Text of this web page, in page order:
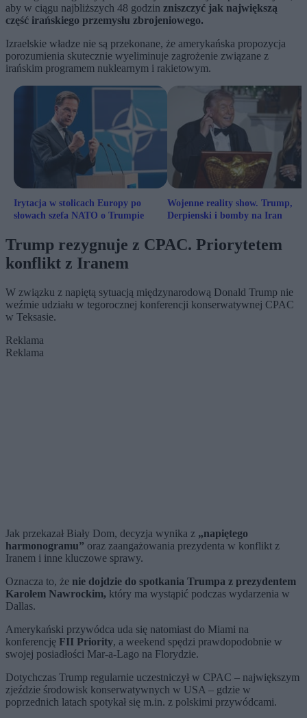
aby w ciągu najbliższych 48 godzin zniszczyć jak największą
część irańskiego przemysłu zbrojeniowego.
Izraelskie władze nie są przekonane, że amerykańska propozycja
porozumienia skutecznie wyeliminuje zagrożenie związane z
irańskim programem nuklearnym i rakietowym.
Irytacja w stolicach Europy po
słowach szefa NATO o Trumpie
Wojenne reality show. Trump,
Derpienski i bomby na Iran
Trump rezygnuje z CPAC. Priorytetem
konflikt z Iranem
W związku z napiętą sytuacją międzynarodową Donald Trump nie
weźmie udziału w tegorocznej konferencji konserwatywnej CPAC
w Teksasie.
Reklama
Reklama
Jak przekazał Biały Dom, decyzja wynika z „napiętego
harmonogramu” oraz zaangażowania prezydenta w konflikt z
Iranem i inne kluczowe sprawy.
Oznacza to, że nie dojdzie do spotkania Trumpa z prezydentem
Karolem Nawrockim, który ma wystąpić podczas wydarzenia w
Dallas.
Amerykański przywódca uda się natomiast do Miami na
konferencję FII Priority, a weekend spędzi prawdopodobnie w
swojej posiadłości Mar-a-Lago na Florydzie.
Dotychczas Trump regularnie uczestniczył w CPAC – największym
zjeździe środowisk konserwatywnych w USA – gdzie w
poprzednich latach spotykał się m.in. z polskimi przywódcami.